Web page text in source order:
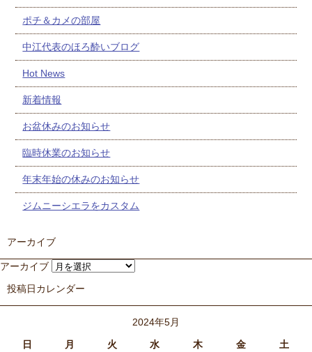
ポチ＆カメの部屋
中江代表のほろ酔いブログ
Hot News
新着情報
お盆休みのお知らせ
臨時休業のお知らせ
年末年始の休みのお知らせ
ジムニーシエラをカスタム
アーカイブ
アーカイブ
投稿日カレンダー
2024年5月
日
月 火 水 木 金 土